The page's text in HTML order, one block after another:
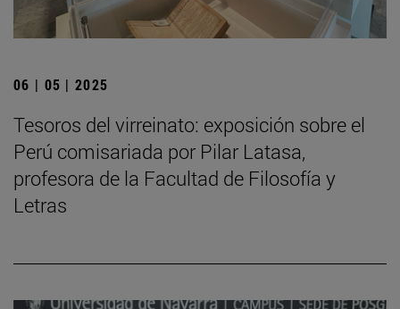
06 | 05 | 2025
Tesoros del virreinato: exposición sobre el
Perú comisariada por Pilar Latasa,
profesora de la Facultad de Filosofía y
Letras